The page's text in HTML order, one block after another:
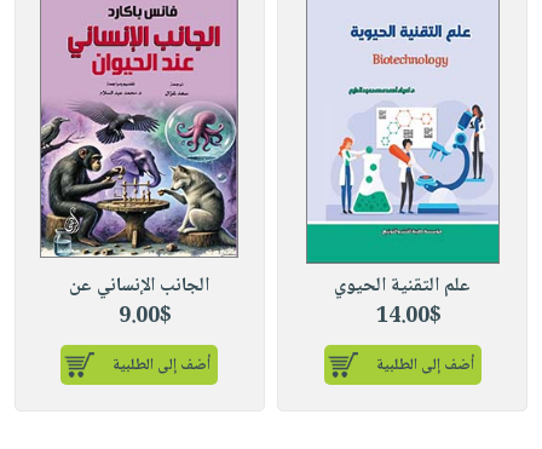
علم التقنية الحيوي
14.00$
أضف إلى الطلبية
الجانب الإنساني عن
9.00$
أضف إلى الطلبية